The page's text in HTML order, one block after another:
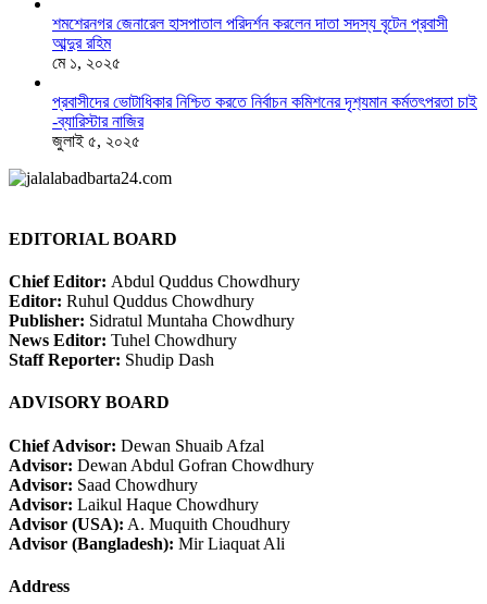
শমশেরনগর জেনারেল হাসপাতাল পরিদর্শন করলেন দাতা সদস্য বৃটেন প্রবাসী
আব্দুর রহিম
মে ১, ২০২৫
প্রবাসীদের ভোটাধিকার নিশ্চিত করতে নির্বাচন কমিশনের দৃশ‍্যমান কর্মতৎপরতা চাই
-ব্যারিস্টার নাজির
জুলাই ৫, ২০২৫
EDITORIAL BOARD
Chief Editor: Abdul Quddus Chowdhury
Editor: Ruhul Quddus Chowdhury
Publisher: Sidratul Muntaha Chowdhury
News Editor: Tuhel Chowdhury
Staff Reporter: Shudip Dash
ADVISORY BOARD
Chief Advisor: Dewan Shuaib Afzal
Advisor: Dewan Abdul Gofran Chowdhury
Advisor: Saad Chowdhury
Advisor: Laikul Haque Chowdhury
Advisor (USA): A. Muquith Choudhury
Advisor (Bangladesh): Mir Liaquat Ali
Address